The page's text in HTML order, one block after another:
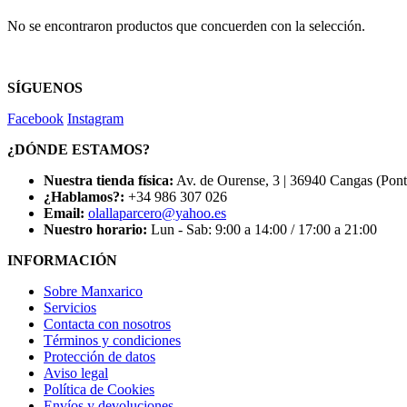
No se encontraron productos que concuerden con la selección.
SÍGUENOS
Facebook Instagram
¿DÓNDE ESTAMOS?
Nuestra tienda física: Av. de Ourense, 3 | 36940 Cangas
¿Hablamos?: +34 986 307 026
Email: olallaparcero@yahoo.es
Nuestro horario: Lun - Sab: 9:00 a 14:00 / 17:00 a 21:00
INFORMACIÓN
Sobre Manxarico
Servicios
Contacta con nosotros
Términos y condiciones
Protección de datos
Aviso legal
Política de Cookies